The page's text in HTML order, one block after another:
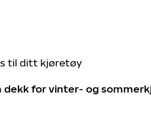
til ditt kjøretøy
dekk for vinter- og